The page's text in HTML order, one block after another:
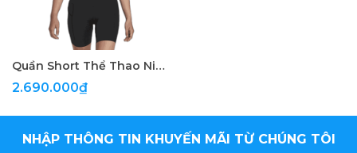
Quần Short Thể Thao Nike Universa
2.690.000₫
NHẬP THÔNG TIN KHUYẾN MÃI TỪ CHÚNG TÔI